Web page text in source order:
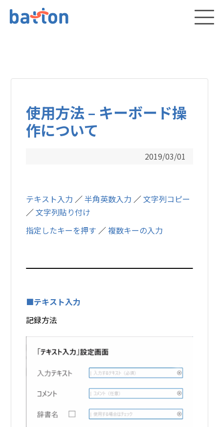
使用方法 – キーボード操
作について
2019/03/01
テキスト入力 ／半角英数入力 ／文字列コピー
／文字列貼り付け
指定したキーを押す ／複数キーの入力
■テキスト入力
記録方法